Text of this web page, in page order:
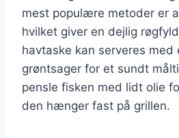
mest populære metoder er
hvilket giver en dejlig
havtaske kan serveres med
grøntsager for et sundt
pensle fisken med lidt olie
den hænger fast på grillen.